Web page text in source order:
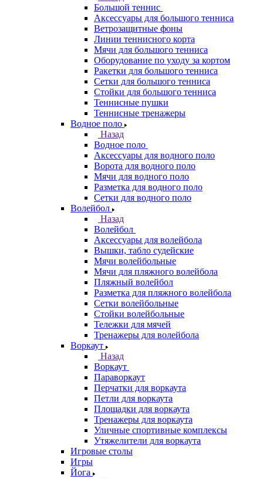
Большой теннис
Аксессуары для большого тенниса
Ветрозащитные фоны
Линии теннисного корта
Мячи для большого тенниса
Оборудование по уходу за кортом
Ракетки для большого тенниса
Сетки для большого тенниса
Стойки для большого тенниса
Теннисные пушки
Теннисные тренажеры
Водное поло
Назад
Водное поло
Аксессуары для водного поло
Ворота для водного поло
Мячи для водного поло
Разметка для водного поло
Сетки для водного поло
Волейбол
Назад
Волейбол
Аксессуары для волейбола
Вышки, табло судейские
Мячи волейбольные
Мячи для пляжного волейбола
Пляжный волейбол
Разметка для пляжного волейбола
Сетки волейбольные
Стойки волейбольные
Тележки для мячей
Тренажеры для волейбола
Воркаут
Назад
Воркаут
Параворкаут
Перчатки для воркаута
Петли для воркаута
Площадки для воркаута
Тренажеры для воркаута
Уличные спортивные комплексы
Утяжелители для воркаута
Игровые столы
Игры
Йога